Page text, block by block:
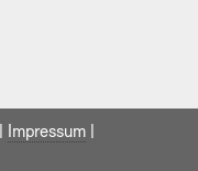
Impressum